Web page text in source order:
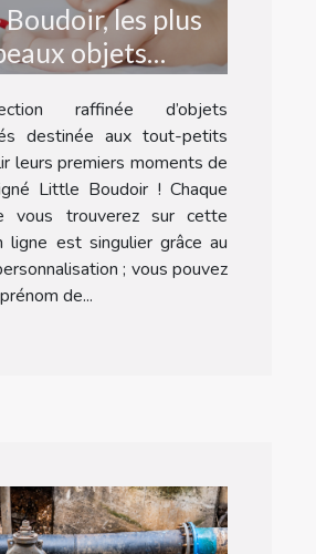
les plus
objets
pour bébé
raffinée d’objets
destinée aux tout-petits
leurs premiers moments de
Little Boudoir ! Chaque
vous trouverez sur cette
ligne est singulier grâce au
; vous pouvez
de...